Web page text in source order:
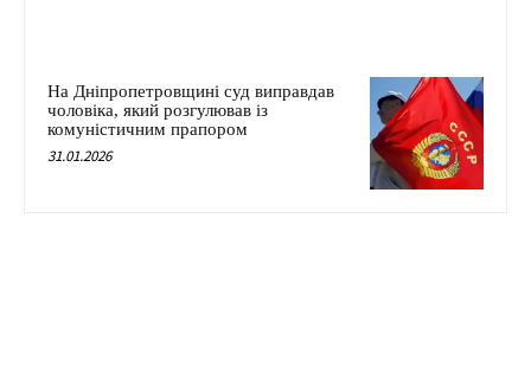
На Дніпропетровщині суд виправдав
чоловіка, який розгулював із
комуністичним прапором
31.01.2026